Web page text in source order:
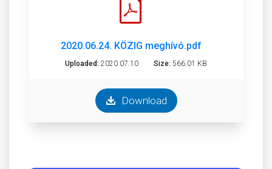
2020.06.24. KÖZIG meghívó.pdf
Uploaded: 2020.07.10 Size: 566.01 KB
Download